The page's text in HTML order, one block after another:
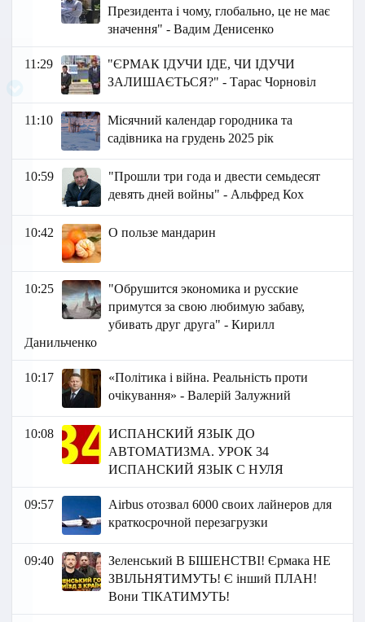
Президента і чому, глобально, це не має
значення" - Вадим Денисенко
11:29
"ЄРМАК ІДУЧИ ІДЕ, ЧИ ІДУЧИ
ЗАЛИШАЄТЬСЯ?" - Тарас Чорновіл
11:10
Місячний календар городника та
садівника на грудень 2025 рік
10:59
"Прошли три года и двести семьдесят
девять дней войны" - Альфред Кох
10:42 О пользе мандарин
10:25
"Обрушится экономика и русские
примутся за свою любимую забаву,
убивать друг друга" - Кирилл
Данильченко
10:17
«Політика і війна. Реальність проти
очікування» - Валерій Залужний
10:08
ИСПАНСКИЙ ЯЗЫК ДО
АВТОМАТИЗМА. УРОК 34
ИСПАНСКИЙ ЯЗЫК С НУЛЯ
09:57
Airbus отозвал 6000 своих лайнеров для
краткосрочной перезагрузки
09:40
Зеленський В БІШЕНСТВІ! Єрмака НЕ
ЗВІЛЬНЯТИМУТЬ! Є інший ПЛАН!
Вони ТІКАТИМУТЬ!